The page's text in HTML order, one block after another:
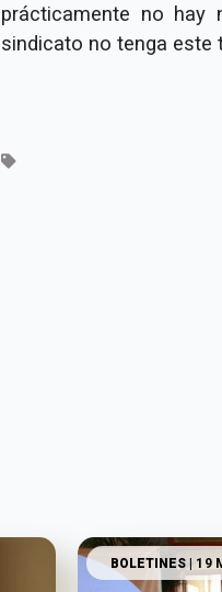
prácticamente no hay
sindicato no tenga este
BOLETINES| 19